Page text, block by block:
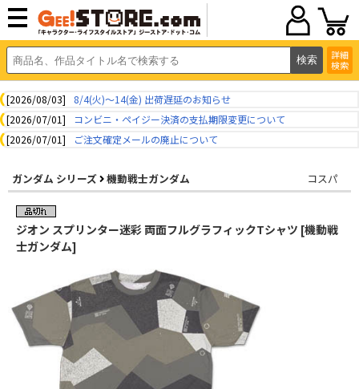
詳細
検索
[2026/08/03]
8/4(火)～14(金) 出荷遅延のお知らせ
[2026/07/01]
コンビニ・ペイジー決済の支払期限変更について
[2026/07/01]
ご注文確定メールの廃止について
ガンダム シリーズ 機動戦士ガンダム コスパ
ジオン スプリンター迷彩 両面フルグラフィックTシャツ [機動戦
士ガンダム]